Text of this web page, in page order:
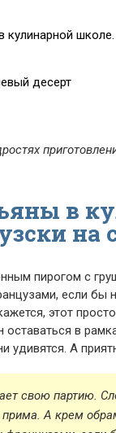
кулинарной
десерт
в
на
пирогом с
если бы
этот
оставаться в
удивятся. А
свою партию.
А крем